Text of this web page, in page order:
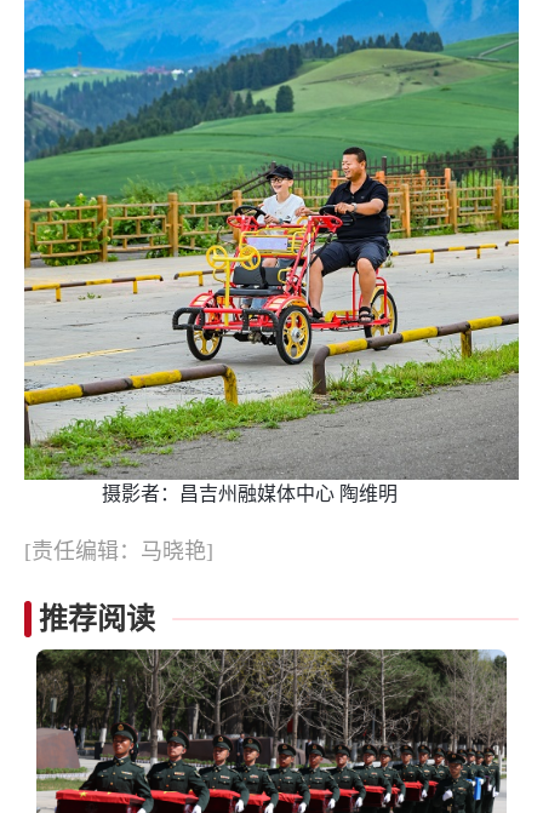
摄影者：昌吉州融媒体中心 陶维明
[责任编辑：马晓艳]
推荐阅读